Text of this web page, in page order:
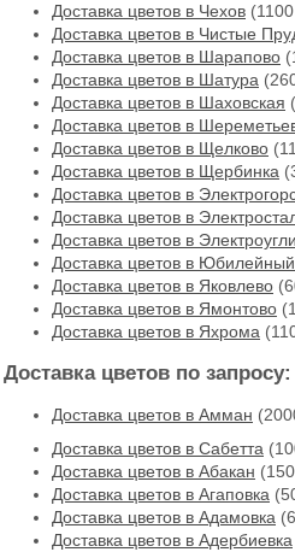
Доставка цветов в Чехов
Доставка цветов в Чистые
Доставка цветов в Шарапово
Доставка цветов в Шатура
Доставка цветов в Шаховская
Доставка цветов в
Доставка цветов в Щелково
Доставка цветов в Щербинка
Доставка цветов в
Доставка цветов в
Доставка цветов в Электроугли
Доставка цветов в
Доставка цветов в Яковлево
Доставка цветов в Ямонтово
Доставка цветов в Яхрома
Доставка цветов по запросу:
Доставка цветов в Амман
Доставка цветов в Cабетта
Доставка цветов в Абакан
Доставка цветов в Агаповка
Доставка цветов в Адамовка
Доставка цветов в Адербиевка